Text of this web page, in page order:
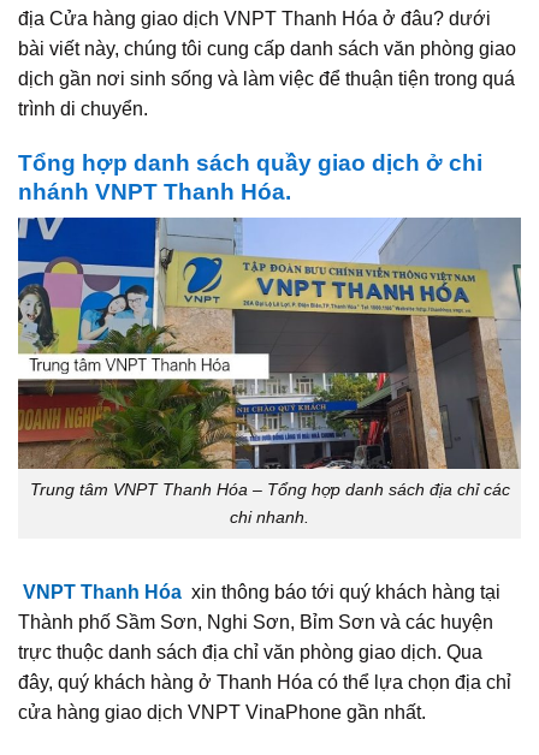
địa Cửa hàng giao dịch VNPT Thanh Hóa ở đâu? dưới
bài viết này, chúng tôi cung cấp danh sách văn phòng giao
dịch gần nơi sinh sống và làm việc để thuận tiện trong quá
trình di chuyển.
Tổng hợp danh sách quầy giao dịch ở chi
nhánh VNPT Thanh Hóa.
Trung tâm VNPT Thanh Hóa – Tổng hợp danh sách địa chỉ các
chi nhanh.
VNPT Thanh Hóa xin thông báo tới quý khách hàng tại
Thành phố Sầm Sơn, Nghi Sơn, Bỉm Sơn và các huyện
trực thuộc danh sách địa chỉ văn phòng giao dịch. Qua
đây, quý khách hàng ở Thanh Hóa có thể lựa chọn địa chỉ
cửa hàng giao dịch VNPT VinaPhone gần nhất.